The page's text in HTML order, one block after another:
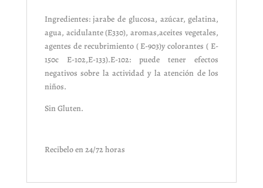
Ingredientes: jarabe de glucosa, azúcar, gelatina,
agua, acidulante (E330), aromas,aceites vegetales,
agentes de recubrimiento ( E-903)y colorantes ( E-
150c E-102,E-133).E-102: puede tener efectos
negativos sobre la actividad y la atención de los
niños.
Sin Gluten.
Recibelo en 24/72 horas